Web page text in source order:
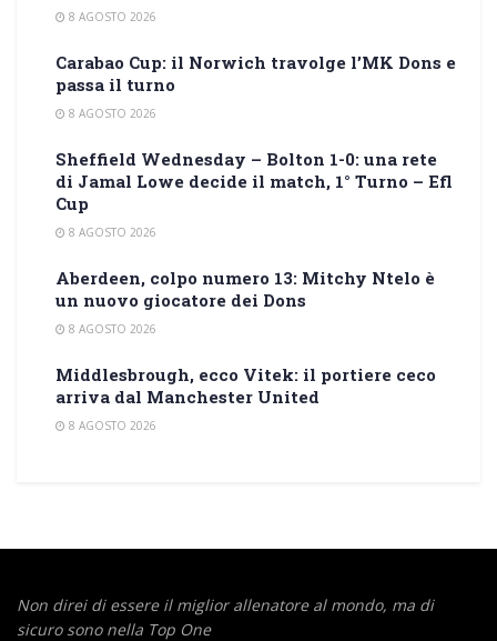
8 AGOSTO 2026
Carabao Cup: il Norwich travolge l’MK Dons e
passa il turno
8 AGOSTO 2026
Sheffield Wednesday – Bolton 1-0: una rete
di Jamal Lowe decide il match, 1° Turno – Efl
Cup
8 AGOSTO 2026
Aberdeen, colpo numero 13: Mitchy Ntelo è
un nuovo giocatore dei Dons
8 AGOSTO 2026
Middlesbrough, ecco Vitek: il portiere ceco
arriva dal Manchester United
8 AGOSTO 2026
Non direi di essere il miglior allenatore al mondo, ma di
sicuro sono nella Top One